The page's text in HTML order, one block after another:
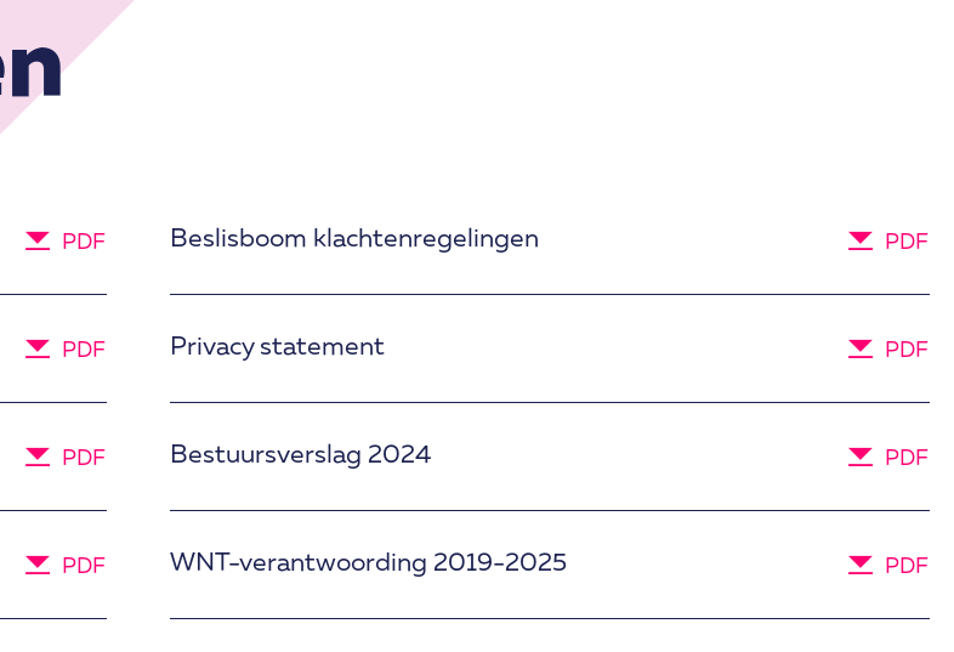
PDF Beslisboom klachtenregelingen PDF
PDF Privacy statement PDF
PDF Bestuursverslag 2024 PDF
PDF WNT-verantwoording 2019-2025 PDF